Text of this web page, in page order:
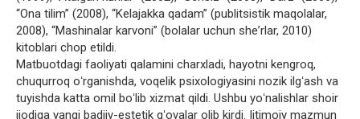
“Ona tilim” (2008), “Kelajakka qadam” (publitsistik maqolalar,
2008), “Mashinalar karvoni” (bolalar uchun sheʼrlar, 2010)
kitoblari chop etildi.
Matbuotdagi faoliyati qalamini charxladi, hayotni kengroq,
chuqurroq oʻrganishda, voqelik psixologiyasini nozik ilgʻash va
tuyishda katta omil boʻlib xizmat qildi. Ushbu yoʻnalishlar shoir
ijodiga yangi badiiy-estetik gʻoyalar olib kirdi. Ijtimoiy mazmun